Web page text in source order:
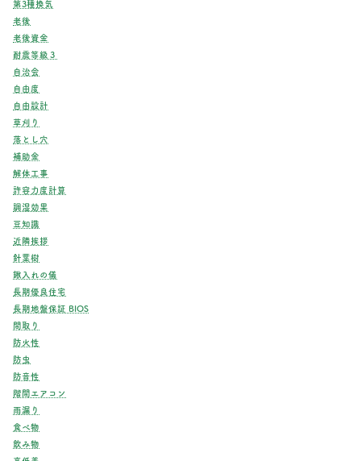
第3種換気
老後
老後資金
耐震等級３
自治会
自由度
自由設計
草刈り
落とし穴
補助金
解体工事
許容力度計算
調湿効果
豆知識
近隣挨拶
針葉樹
鍬入れの儀
長期優良住宅
長期地盤保証 BIOS
間取り
防火性
防虫
防音性
階間エアコン
雨漏り
食べ物
飲み物